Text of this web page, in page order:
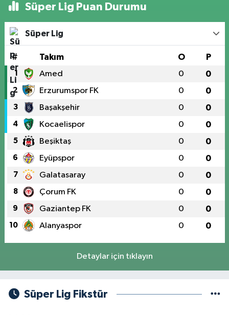
Süper Lig Puan Durumu
Süper Lig
# Takım O P
1 Amed 0 0
2 Erzurumspor FK 0 0
3 Başakşehir 0 0
4 Kocaelispor 0 0
5 Beşiktaş 0 0
6 Eyüpspor 0 0
7 Galatasaray 0 0
8 Çorum FK 0 0
9 Gaziantep FK 0 0
10 Alanyaspor 0 0
Detaylar için tıklayın
Süper Lig Fikstür